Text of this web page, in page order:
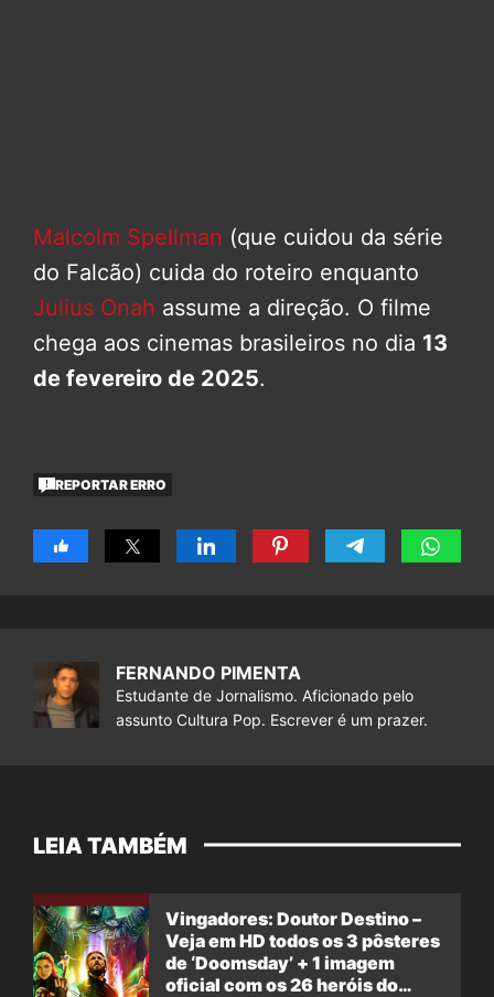
Malcolm Spellman (que cuidou da série
do Falcão) cuida do roteiro enquanto
Julius Onah assume a direção. O filme
chega aos cinemas brasileiros no dia 13
de fevereiro de 2025.
REPORTAR ERRO
FERNANDO PIMENTA
Estudante de Jornalismo. Aficionado pelo
assunto Cultura Pop. Escrever é um prazer.
LEIA TAMBÉM
Vingadores: Doutor Destino –
Veja em HD todos os 3 pôsteres
de ‘Doomsday’ + 1 imagem
oficial com os 26 heróis do